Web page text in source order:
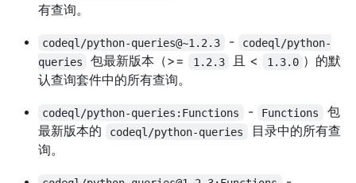
有查询。
codeql/python-queries@~1.2.3 -
codeql/python-
queries
包最新版本（>= 1.2.3 且 < 1.3.0 ）的默
认查询套件中的所有查询。
codeql/python-queries:Functions - Functions
包
最新版本的
codeql/python-queries
目录中的所有查
询。